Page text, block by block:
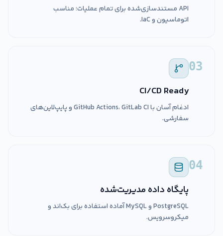
API مستندسازی‌شده برای تمام عملیات؛ مناسب
اتوماسیون و IaC.
03
CI/CD Ready
ادغام آسان با GitHub Actions، GitLab CI و پایپ‌لاین‌های
سفارشی.
04
پایگاه داده مدیریت‌شده
PostgreSQL و MySQL آماده استفاده برای بک‌اند و
میکروسرویس.